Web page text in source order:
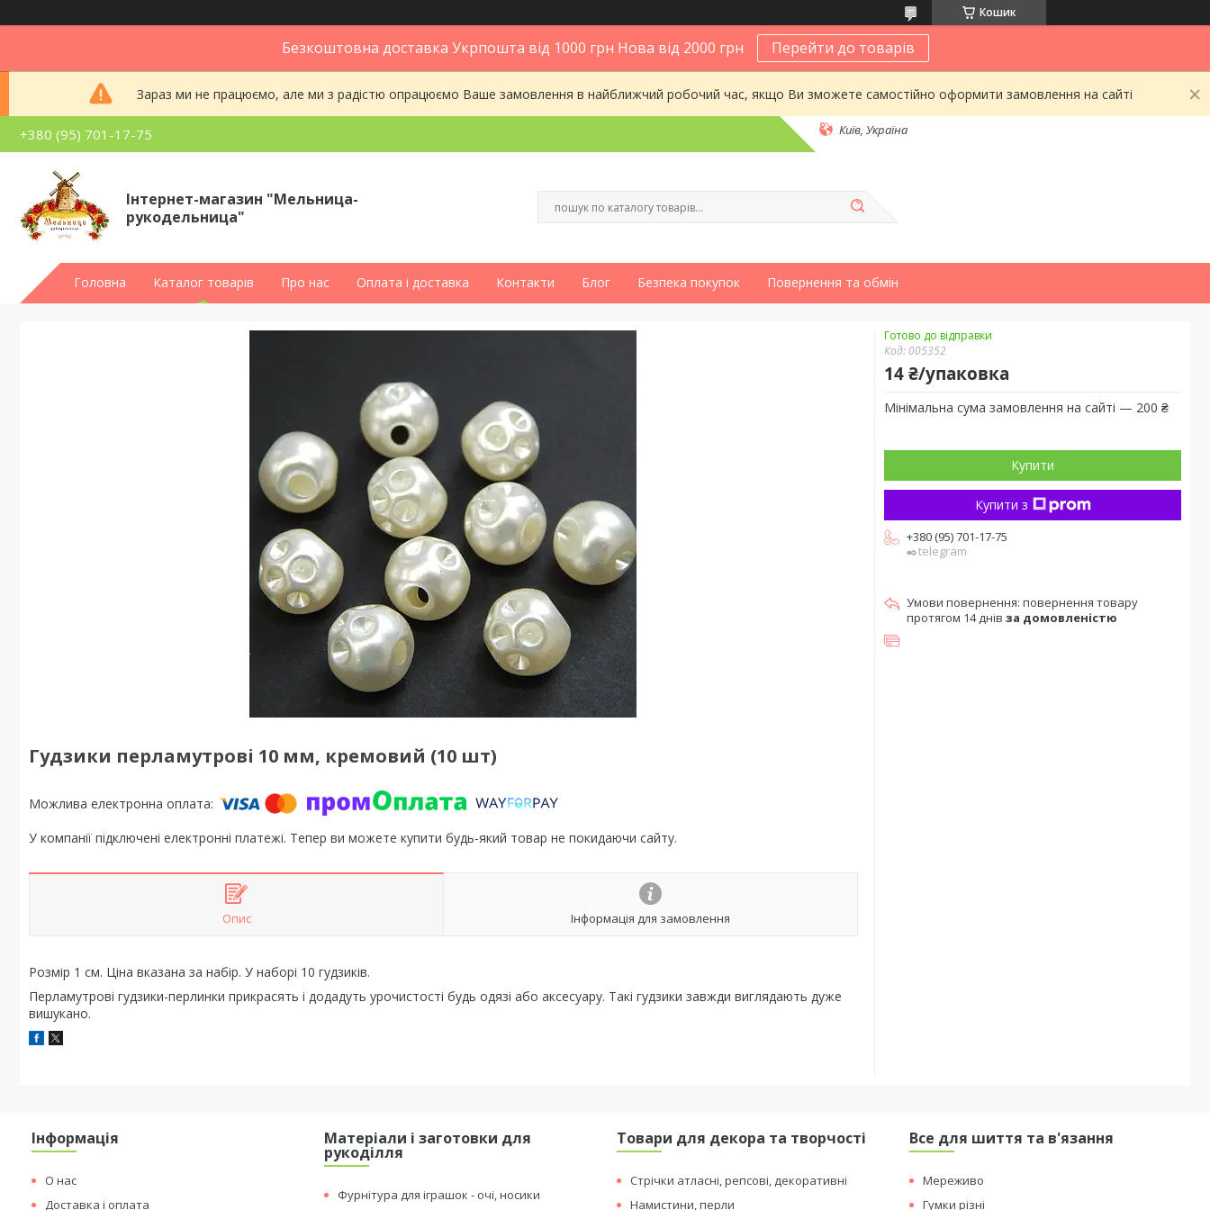
Кошик
Безкоштовна доставка Укрпошта від 1000 грн Нова від 2000 грн Перейти до товарів
Зараз ми не працюємо, але ми з радістю опрацюємо Ваше замовлення в найближчий робочий час, якщо Ви зможете самостійно оформити замовлення на сайті
+380 (95) 701-17-75 Київ, Україна
Інтернет-магазин "Мельница-
рукодельница"
Головна Каталог товарів Про нас Оплата і доставка Контакти Блог Безпека покупок Повернення та обмін
Гудзики перламутрові 10 мм, кремовий (10 шт)
У компанії підключені електронні платежі. Тепер ви можете купити будь-який товар не покидаючи сайту.
Опис Інформація для замовлення
Розмір 1 см. Ціна вказана за набір. У наборі 10 гудзиків.
Перламутрові гудзики-перлинки прикрасять і додадуть урочистості будь одязі або аксесуару. Такі гудзики завжди виглядають дуже
вишукано.
Готово до відправки
Код: 005352
14 ₴/упаковка
Мінімальна сума замовлення на сайті — 200 ₴
Купити
Купити з
+380 (95) 701-17-75
✒️telegram
повернення товару
протягом 14 днів за домовленістю
Інформація
О нас
Доставка і оплата
Матеріали і заготовки для
рукоділля
Фурнітура для іграшок - очі, носики
Товари для декора та творчості
Стрічки атласні, репсові, декоративні
Намистини, перли
Все для шиття та в'язання
Мереживо
Гумки різні